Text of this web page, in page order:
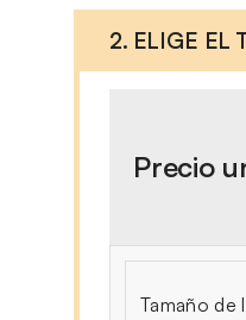
2. ELIGE EL
Precio
Tamaño de